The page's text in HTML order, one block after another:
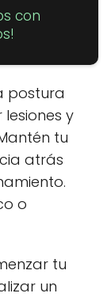
con
postura
y
tu
atrás
o
tu
un